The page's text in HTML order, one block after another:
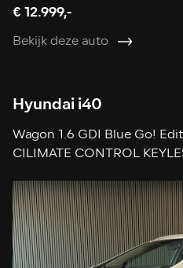
€ 12.999,-
Bekijk deze auto
Hyundai i40
Wagon 1.6 GDI Blue Go!
CILIMATE CONTROL